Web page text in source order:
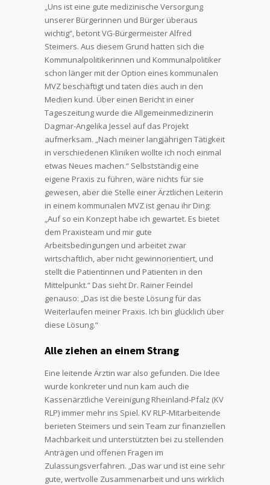
„Uns ist eine gute medizinische Versorgung
unserer Bürgerinnen und Bürger überaus
wichtig“, betont VG-Bürgermeister Alfred
Steimers. Aus diesem Grund hatten sich die
Kommunalpolitikerinnen und Kommunalpolitiker
schon länger mit der Option eines kommunalen
MVZ beschäftigt und taten dies auch in den
Medien kund. Über einen Bericht in einer
Tageszeitung wurde die Allgemeinmedizinerin
Dagmar-Angelika Jessel auf das Projekt
aufmerksam. „Nach meiner langjährigen Tätigkeit
in verschiedenen Kliniken wollte ich noch einmal
etwas Neues machen.“ Selbstständig eine
eigene Praxis zu führen, wäre nichts für sie
gewesen, aber die Stelle einer Ärztlichen Leiterin
in einem kommunalen MVZ ist genau ihr Ding:
„Auf so ein Konzept habe ich gewartet. Es bietet
dem Praxisteam und mir gute
Arbeitsbedingungen und arbeitet zwar
wirtschaftlich, aber nicht gewinnorientiert, und
stellt die Patientinnen und Patienten in den
Mittelpunkt.“ Das sieht Dr. Rainer Feindel
genauso: „Das ist die beste Lösung für das
Weiterlaufen meiner Praxis. Ich bin glücklich über
diese Lösung.“
Alle ziehen an einem Strang
Eine leitende Ärztin war also gefunden. Die Idee
wurde konkreter und nun kam auch die
Kassenärztliche Vereinigung Rheinland-Pfalz (KV
RLP) immer mehr ins Spiel. KV RLP-Mitarbeitende
berieten Steimers und sein Team zur finanziellen
Machbarkeit und unterstützten bei zu stellenden
Anträgen und offenen Fragen im
Zulassungsverfahren. „Das war und ist eine sehr
gute, wertvolle Zusammenarbeit und uns wirklich